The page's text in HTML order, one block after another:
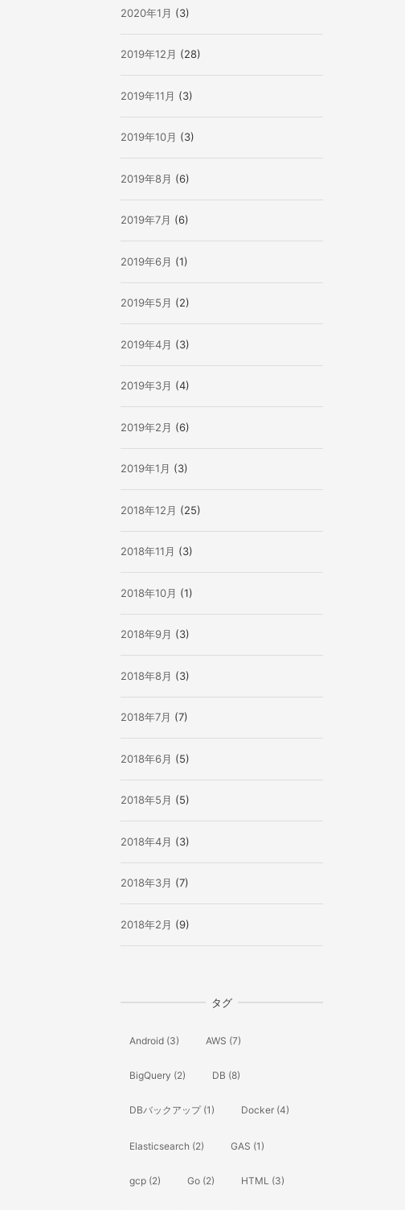
2020年1月 (3)
2019年12月 (28)
2019年11月 (3)
2019年10月 (3)
2019年8月 (6)
2019年7月 (6)
2019年6月 (1)
2019年5月 (2)
2019年4月 (3)
2019年3月 (4)
2019年2月 (6)
2019年1月 (3)
2018年12月 (25)
2018年11月 (3)
2018年10月 (1)
2018年9月 (3)
2018年8月 (3)
2018年7月 (7)
2018年6月 (5)
2018年5月 (5)
2018年4月 (3)
2018年3月 (7)
2018年2月 (9)
タグ
Android (3) AWS (7)
BigQuery (2) DB (8)
DBバックアップ(1) Docker (4)
Elasticsearch (2) GAS (1)
gcp (2) Go (2) HTML (3)